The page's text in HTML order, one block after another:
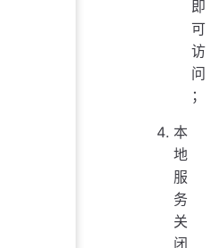
即
可
访
问
；
本
地
服
务
关
闭